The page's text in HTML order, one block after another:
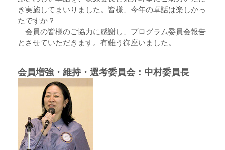
き実施してまいりました。皆様、今年の卓話は楽しかっ
たですか？
会員の皆様のご協力に感謝し、プログラム委員会報告
とさせていただきます。有難う御座いました。
会員増強・維持・選考委員会：中村委員長